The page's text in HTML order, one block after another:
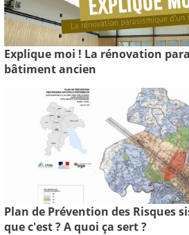
Explique moi ! La rénovation
bâtiment ancien
Plan de Prévention des Risques
que c'est ? A quoi ça sert ?